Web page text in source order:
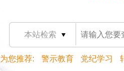
本站检索
为您推荐: 警示教育 党纪学习